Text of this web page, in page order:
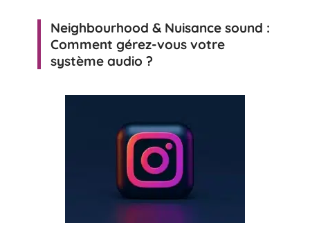
Neighbourhood & Nuisance sound :
Comment gérez-vous votre
système audio ?